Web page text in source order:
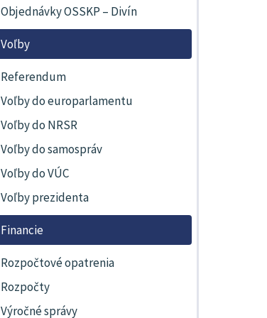
Objednávky OSSKP – Divín
Voľby
Referendum
Voľby do europarlamentu
Voľby do NRSR
Voľby do samospráv
Voľby do VÚC
Voľby prezidenta
Financie
Rozpočtové opatrenia
Rozpočty
Výročné správy